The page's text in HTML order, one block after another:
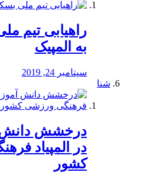
راهیابی تیم
به المپیک
سپتامبر 24, 2019
شنا
درخشش دانش
در المپیاد
کشور